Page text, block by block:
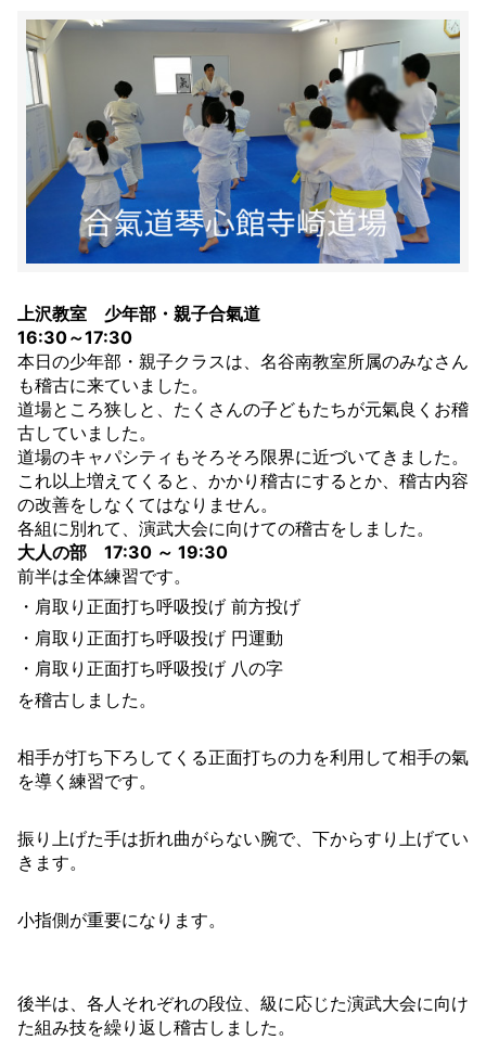
上沢教室 少年部・親子合氣道
16:30～17:30
本日の少年部・親子クラスは、名谷南教室所属のみなさん
も稽古に来ていました。
道場ところ狭しと、たくさんの子どもたちが元氣良くお稽
古していました。
道場のキャパシティもそろそろ限界に近づいてきました。
これ以上増えてくると、かかり稽古にするとか、稽古内容
の改善をしなくてはなりません。
各組に別れて、演武大会に向けての稽古をしました。
大人の部 17:30 ～ 19:30
前半は全体練習です。
・肩取り正面打ち呼吸投げ 前方投げ
・肩取り正面打ち呼吸投げ 円運動
・肩取り正面打ち呼吸投げ 八の字
を稽古しました。
相手が打ち下ろしてくる正面打ちの力を利用して相手の氣
を導く練習です。
振り上げた手は折れ曲がらない腕で、下からすり上げてい
きます。
小指側が重要になります。
後半は、各人それぞれの段位、級に応じた演武大会に向け
た組み技を繰り返し稽古しました。